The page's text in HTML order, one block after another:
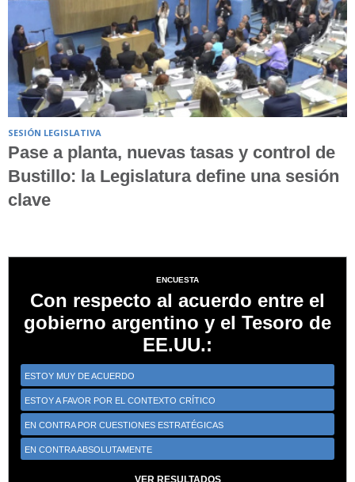
SESIÓN LEGISLATIVA
Pase a planta, nuevas tasas y control de
Bustillo: la Legislatura define una sesión
clave
ENCUESTA
Con respecto al acuerdo entre el
gobierno argentino y el Tesoro de
EE.UU.:
ESTOY MUY DE ACUERDO
ESTOY A FAVOR POR EL CONTEXTO CRÍTICO
EN CONTRA POR CUESTIONES ESTRATÉGICAS
EN CONTRA ABSOLUTAMENTE
VER RESULTADOS